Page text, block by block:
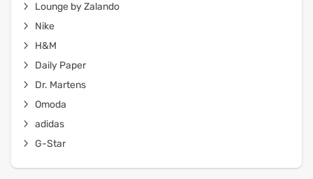
Lounge by Zalando
Nike
H&M
Daily Paper
Dr. Martens
Omoda
adidas
G-Star